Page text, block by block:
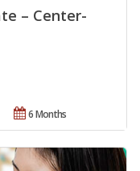
– Center-
6 Months